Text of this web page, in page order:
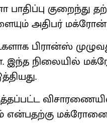
குறைந்து
அதிபர் மக்ரோன்
பிரான்ஸ்
இந்த நிலையில்
மக்ரோனை